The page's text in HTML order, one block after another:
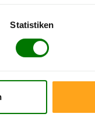
Statistiken